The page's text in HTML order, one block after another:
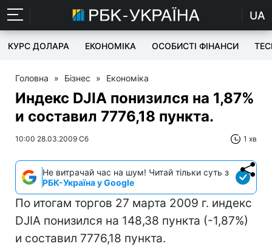
UA
КУРС ДОЛАРА ЕКОНОМІКА ОСОБИСТІ ФІНАНСИ
Головна » Бізнес » Економіка
Индекс DJIA понизился на 1,87%
и составил 7776,18 пункта.
10:00 28.03.2009 Сб 1 хв
Не витрачай час на шум! Читай тільки суть з
РБК-Україна у Google
По итогам торгов 27 марта 2009 г. индекс
DJIA понизился на 148,38 пункта (-1,87%)
и составил 7776,18 пункта.